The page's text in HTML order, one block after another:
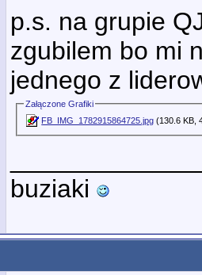
p.s. na grupie
zgubilem bo mi
jednego z
Załączone Grafiki
FB_IMG_1782915864725.jpg (130.6 KB,
buziaki